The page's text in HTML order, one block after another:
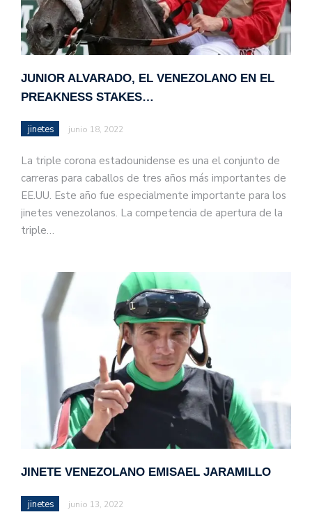
JUNIOR ALVARADO, EL VENEZOLANO EN EL
PREAKNESS STAKES…
jinetes junio 18, 2022
La triple corona estadounidense es una el conjunto de
carreras para caballos de tres años más importantes de
EE.UU. Este año fue especialmente importante para los
jinetes venezolanos. La competencia de apertura de la
triple…
JINETE VENEZOLANO EMISAEL JARAMILLO
jinetes junio 13, 2022